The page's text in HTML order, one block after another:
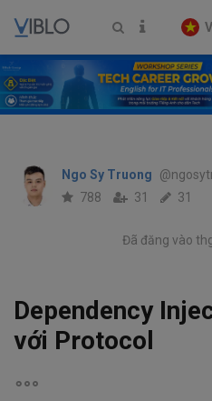
VI
Ngo Sy Truong
788 31 31
Đã đăng vào
Dependency
với Protocol